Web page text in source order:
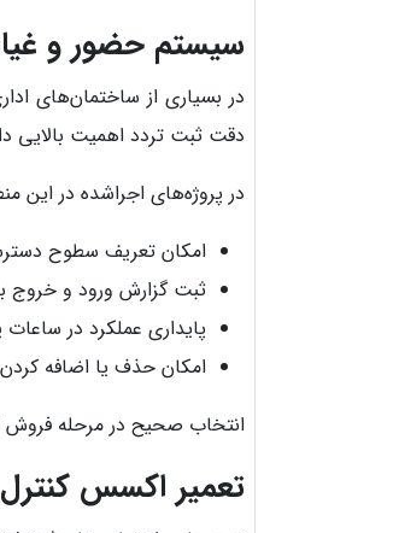
سیستم حضور و
در بسیاری از ساختمان‌های
دقت ثبت تردد اهمیت بالایی
در پروژه‌های اجراشده در این
امکان تعریف سطوح
ثبت گزارش ورود و خروج
پایداری عملکرد در ساعات
امکان حذف یا اضافه
انتخاب صحیح در مرحله فروش
تعمیر اکسس